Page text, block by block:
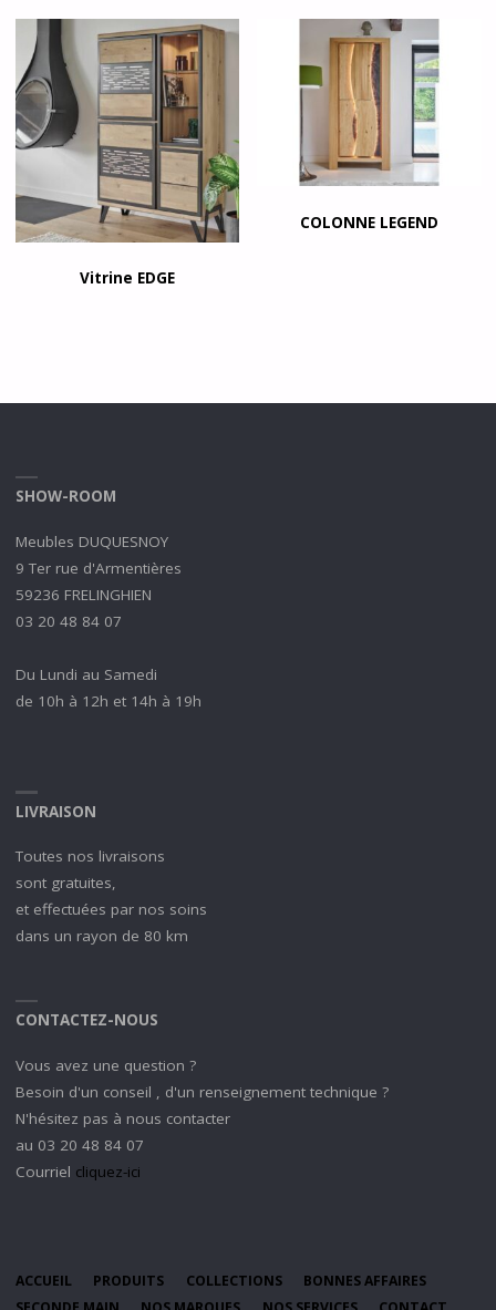
Vitrine EDGE
COLONNE LEGEND
SHOW-ROOM
Meubles DUQUESNOY
9 Ter rue d'Armentières
59236 FRELINGHIEN
03 20 48 84 07
Du Lundi au Samedi
de 10h à 12h et 14h à 19h
LIVRAISON
Toutes nos livraisons
sont gratuites,
et effectuées par nos soins
dans un rayon de 80 km
CONTACTEZ-NOUS
Vous avez une question ?
Besoin d'un conseil , d'un renseignement technique ?
N'hésitez pas à nous contacter
au 03 20 48 84 07
Courriel cliquez-ici
ACCUEIL PRODUITS COLLECTIONS
BONNES AFFAIRES